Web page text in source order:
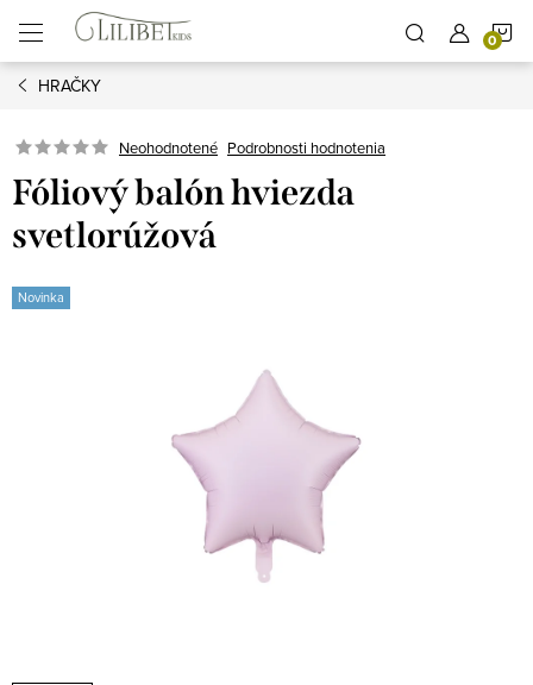
obsah
HRAČKY
Neohodnotené Podrobnosti hodnotenia
Fóliový balón hviezda
svetlorúžová
Novinka